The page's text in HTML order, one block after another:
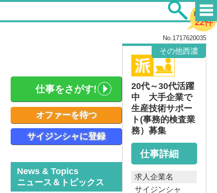
新着求人
22件
No.1717620035
その他西濃
20代～30代活躍
中 大手企業で
生産技術サポー
ト(事務的検査業
務）募集
仕事詳細
求人企業名
サイジンシャ
仕事をさがす!
オファーを待つ
サイジンシャに登録
News & Topics
ニュース＆トピックス